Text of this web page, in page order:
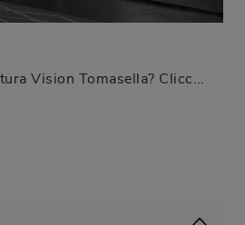
Cerchi un'armadiatura Vision Tomasella? Clicca subito! Gli armadi a muro con ante scorrevoli ti attendono.